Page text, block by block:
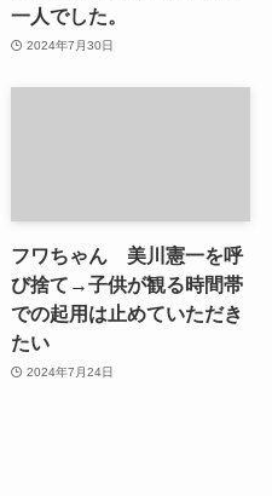
一人でした。
2024年7月30日
フワちゃん 美川憲一を呼
び捨て→子供が観る時間帯
での起用は止めていただき
たい
2024年7月24日